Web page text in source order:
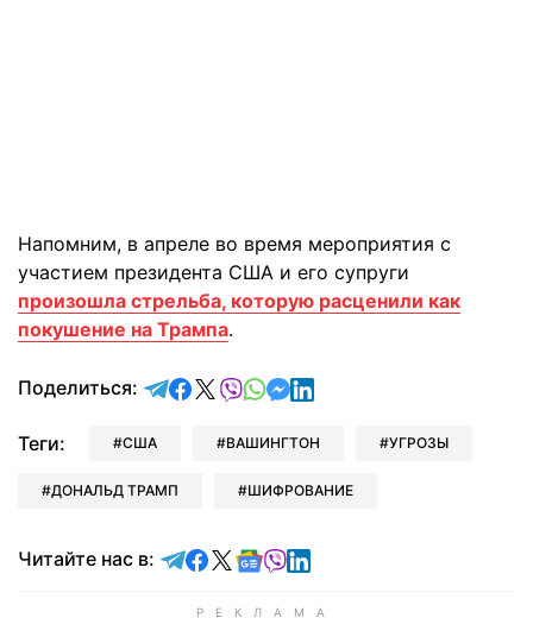
Напомним, в апреле во время мероприятия с
участием президента США и его супруги
произошла стрельба, которую расценили как
покушение на Трампа.
Поделиться: отправить в Telegram
поделиться в Facebook
поделиться в X
отправить в Viber
отправить в Whatsapp
отправить в Messenger
отправить в LinkedIn
Теги: США ВАШИНГТОН УГРОЗЫ
ДОНАЛЬД ТРАМП ШИФРОВАНИЕ
Читайте нас в: Читайте в Telegram
Читайте в Facebook
Читайте в X
Читайте в Google news
Читайте в Viber
Читайте в LinkedIn